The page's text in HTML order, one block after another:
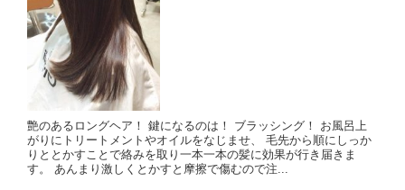
艶のあるロングヘア！ 鍵になるのは！ ブラッシング！ お風呂上
がりにトリートメントやオイルをなじませ、 毛先から順にしっか
りととかすことで絡みを取り一本一本の髪に効果が行き届きま
す。 あんまり激しくとかすと摩擦で傷むので注...